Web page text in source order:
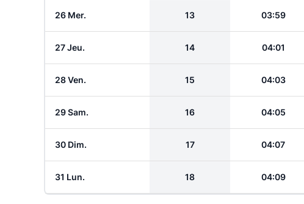
26 Mer. 13 03:59
27 Jeu. 14 04:01
28 Ven. 15 04:03
29 Sam. 16 04:05
30 Dim. 17 04:07
31 Lun. 18 04:09